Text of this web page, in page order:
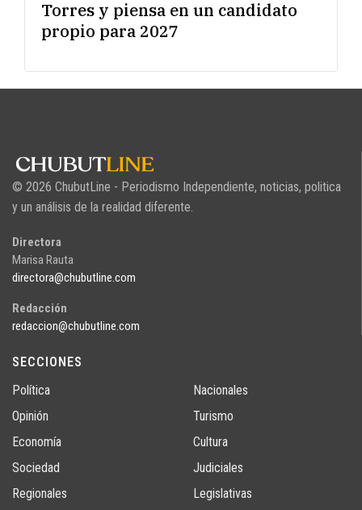
Torres y piensa en un candidato
propio para 2027
© 2026 ChubutLine - Periodismo Independiente, noticias, politica
y un análisis de la realidad diferente.
Directora
Marisa Rauta
directora@chubutline.com
Redacción
redaccion@chubutline.com
SECCIONES
Política
Opinión
Economía
Sociedad
Regionales
Nacionales
Turismo
Cultura
Judiciales
Legislativas